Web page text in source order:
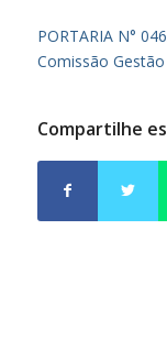
PORTARIA N°
Comissão
Compartilhe